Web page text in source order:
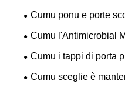
casa?
Cumu ponu e porte
trasfurmà u vostru
Cumu l'Antimicrobial
l'igiene è a durabilità in
Cumu i tappi di porta
sicurezza è allunganu a
Cumu sceglie è